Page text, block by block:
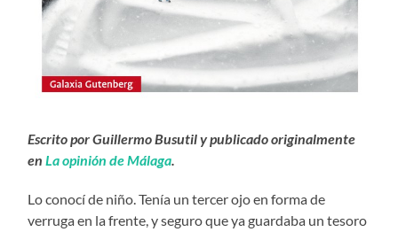
Escrito por Guillermo Busutil y publicado originalmente
enLa opinión de Málaga.
Lo conocí de niño. Tenía un tercer ojo en forma de
verruga en la frente, y seguro que ya guardaba un tesoro